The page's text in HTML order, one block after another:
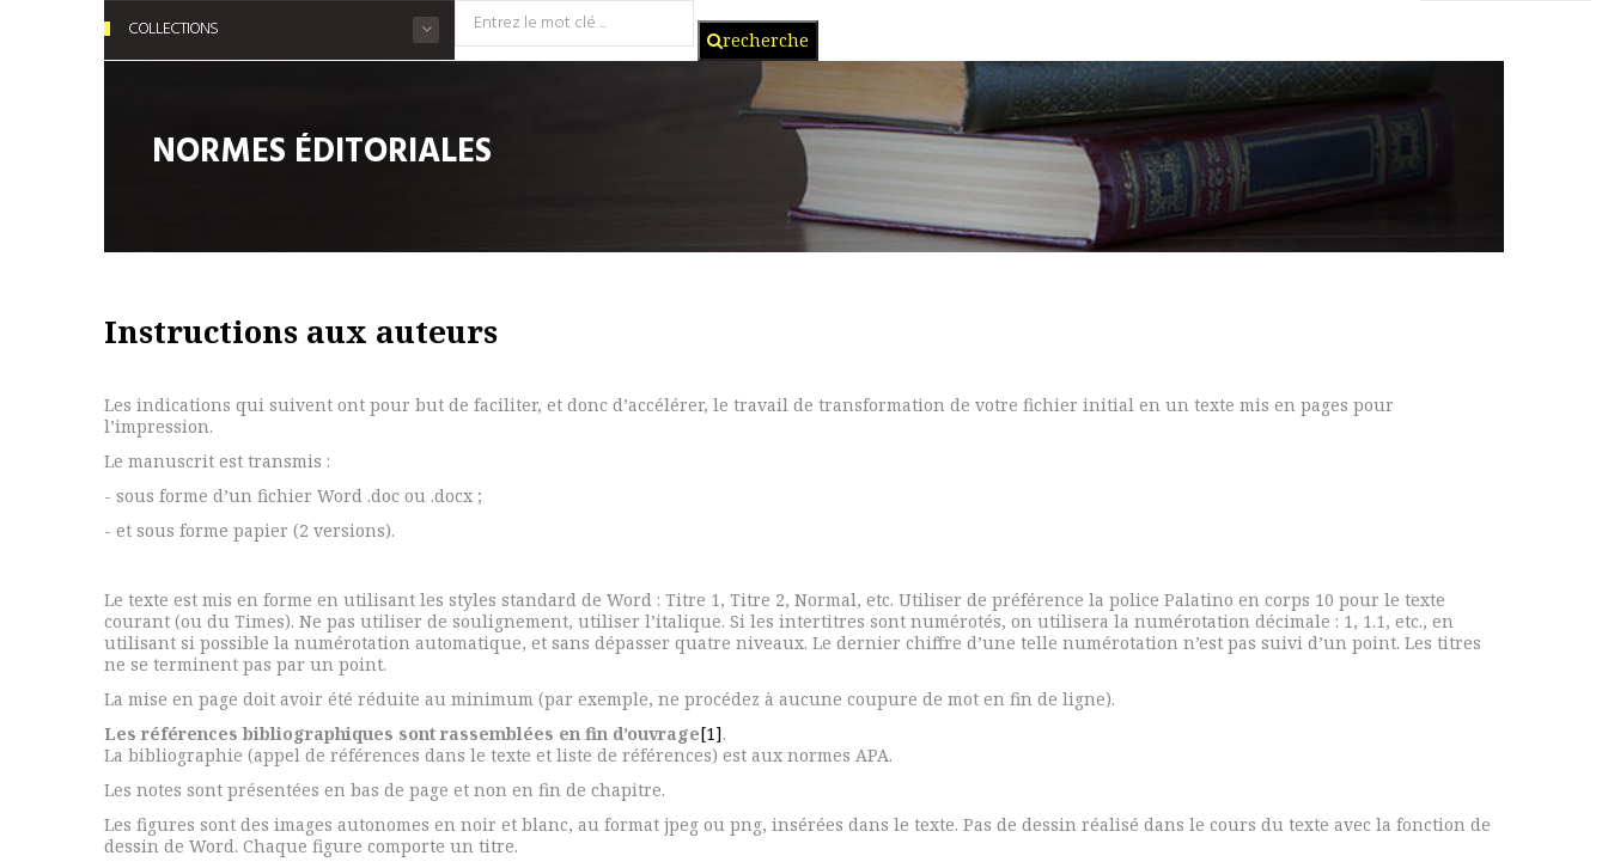
COLLECTIONS recherche
NORMES ÉDITORIALES
Instructions aux auteurs
Les indications qui suivent ont pour but de faciliter, et donc d’accélérer, le travail de transformation de votre fichier initial en un texte mis en pages pour
l’impression.
Le manuscrit est transmis :
- sous forme d’un fichier Word .doc ou .docx ;
- et sous forme papier (2 versions).
Le texte est mis en forme en utilisant les styles standard de Word : Titre 1, Titre 2, Normal, etc. Utiliser de préférence la police Palatino en corps 10 pour le texte
courant (ou du Times). Ne pas utiliser de soulignement, utiliser l’italique. Si les intertitres sont numérotés, on utilisera la numérotation décimale : 1, 1.1, etc., en
utilisant si possible la numérotation automatique, et sans dépasser quatre niveaux. Le dernier chiffre d’une telle numérotation n’est pas suivi d’un point. Les titres
ne se terminent pas par un point.
La mise en page doit avoir été réduite au minimum (par exemple, ne procédez à aucune coupure de mot en fin de ligne).
Les références bibliographiques sont rassemblées en fin d’ouvrage[1].
La bibliographie (appel de références dans le texte et liste de références) est aux normes APA.
Les notes sont présentées en bas de page et non en fin de chapitre.
Les figures sont des images autonomes en noir et blanc, au format jpeg ou png, insérées dans le texte. Pas de dessin réalisé dans le cours du texte avec la fonction de
dessin de Word. Chaque figure comporte un titre.